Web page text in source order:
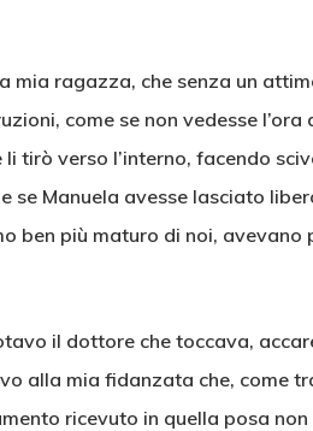
mia ragazza, che senza un
come se non vedesse
tirò verso l’interno, facendo
se Manuela avesse lasciato
ben più maturo di noi, avevano
il dottore che toccava,
alla mia fidanzata che, come
ricevuto in quella posa